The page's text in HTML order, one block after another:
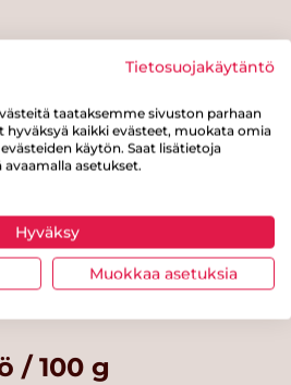
/ 100 g
Tietosuojakäytäntö
taataksemme sivuston parhaan
kaikki evästeet, muokata omia
käytön. Saat lisätietoja
asetukset.
Hyväksy
Muokkaa asetuksia